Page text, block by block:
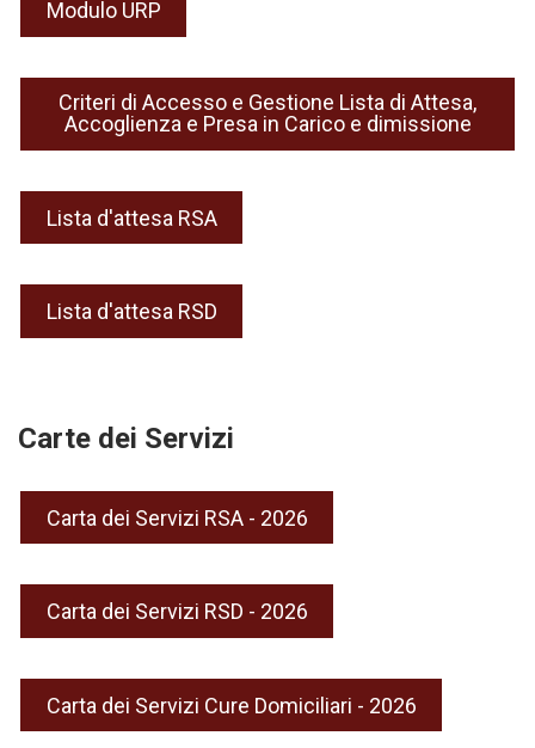
Modulo URP
Criteri di Accesso e Gestione Lista di Attesa,
Accoglienza e Presa in Carico e dimissione
Lista d'attesa RSA
Lista d'attesa RSD
Carte dei Servizi
Carta dei Servizi RSA - 2026
Carta dei Servizi RSD - 2026
Carta dei Servizi Cure Domiciliari - 2026